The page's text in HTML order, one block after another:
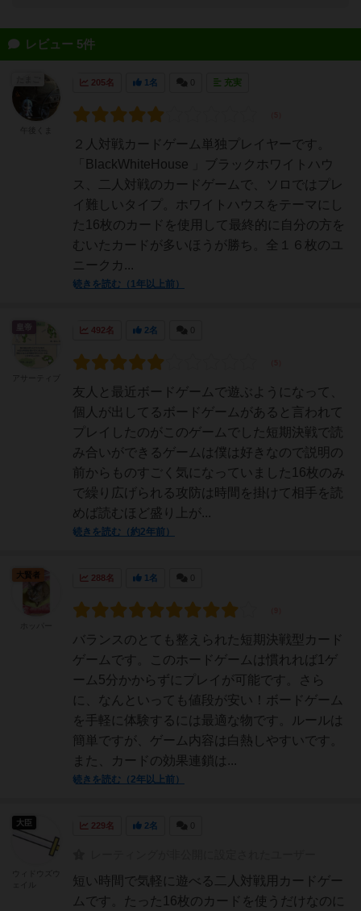
レビュー 5件
205名 1名 充実
２人対戦カードゲーム単独プレイヤーです。
「BlackWhiteHouse 」ブラックホワイトハウ
ス、二人対戦のカードゲームで、ソロではプレ
イ難しいタイプ。ホワイトハウスをテーマにし
た16枚のカードを使用して最終的に自分の方を
むいたカードが多いほうが勝ち。全１６枚のユ
ニークカ...
続きを読む（1年以上前）
492名 2名
友人と最近ボードゲームで遊ぶようになって、
個人が出してるボードゲームがあると言われて
プレイしたのがこのゲームでした短期決戦で読
み合いができるゲームは僕は好きなので説明の
前からものすごく気になっていました16枚のみ
で繰り広げられる攻防は時間を掛けて相手を読
めば読むほど盛り上が...
続きを読む（約2年前）
288名 1名
バランスのとても整えられた短期決戦型カード
ゲームです。このホードゲームは慣れれば1ゲ
ーム5分かからずにプレイが可能です。さら
に、なんといっても値段が安い！ボードゲーム
を手軽に体験するには最適な物です。ルールは
簡単ですが、ゲーム内容は白熱しやすいです。
また、カードの効果連鎖は...
続きを読む（2年以上前）
大賢者
229名 2名
短い時間で気軽に遊べる二人対戦用カードゲー
ムです。たった16枚のカードを使うだけなのに
大臣